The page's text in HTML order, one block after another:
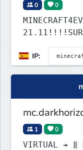
0 0
NTURAS!!!!
IP:
1 0